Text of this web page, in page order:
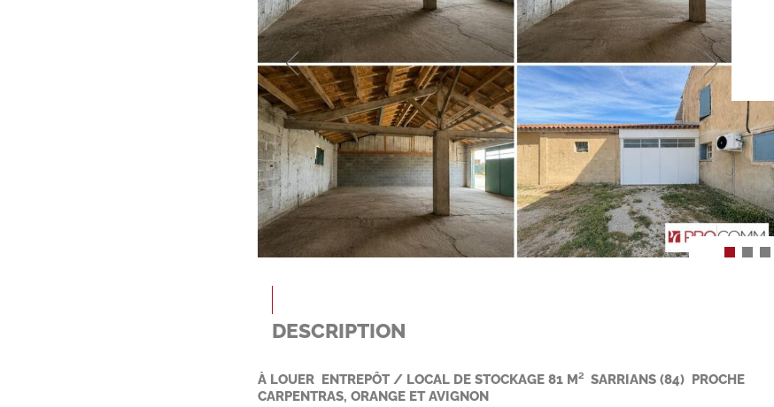
DESCRIPTION
À LOUER  ENTREPÔT / LOCAL DE STOCKAGE 81 M²  SARRIANS (84)  PROCHE
CARPENTRAS, ORANGE ET AVIGNON